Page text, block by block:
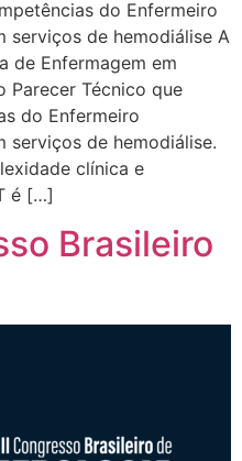
do Enfermeiro
serviços de hemodiálise A
de Enfermagem em
Parecer Técnico que
do Enfermeiro
serviços de hemodiálise.
clínica e
é […]
Brasileiro